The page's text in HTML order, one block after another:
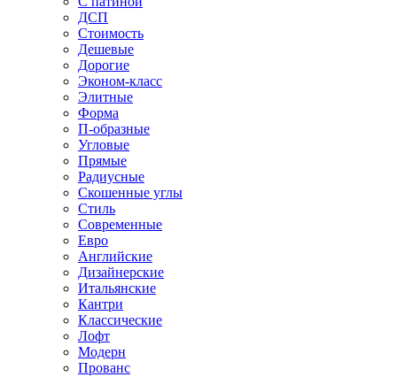
ДСП
Стоимость
Дешевые
Дорогие
Эконом-класс
Элитные
Форма
П-образные
Угловые
Прямые
Радиусные
Скошенные углы
Стиль
Современные
Евро
Английские
Дизайнерские
Итальянские
Кантри
Классические
Лофт
Модерн
Прованс